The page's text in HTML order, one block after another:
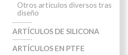
Otros artículos diversos tras
diseño
ARTÍCULOS DE SILICONA
ARTÍCULOS EN PTFE